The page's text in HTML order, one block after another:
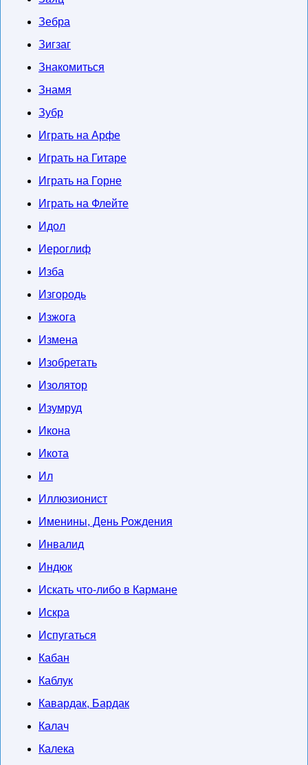
Зебра
Зигзаг
Знакомиться
Знамя
Зубр
Играть на Арфе
Играть на Гитаре
Играть на Горне
Играть на Флейте
Идол
Иероглиф
Изба
Изгородь
Изжога
Измена
Изобретать
Изолятор
Изумруд
Икона
Икота
Ил
Иллюзионист
Именины, День Рождения
Инвалид
Индюк
Искать что-либо в Кармане
Искра
Испугаться
Кабан
Каблук
Кавардак, Бардак
Калач
Калека